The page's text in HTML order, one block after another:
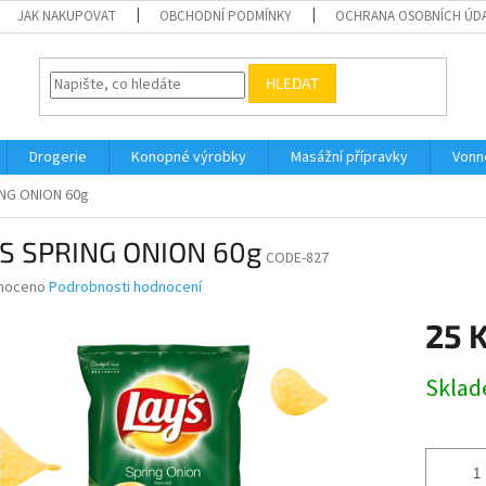
JAK NAKUPOVAT OBCHODNÍ PODMÍNKY OCHRANA OSOBNÍCH
HLEDAT
Drogerie Konopné výrobky Masážní přípravky
ONION 60g
SPRING ONION 60g CODE-827
Podrobnosti hodnocení
25
cena: